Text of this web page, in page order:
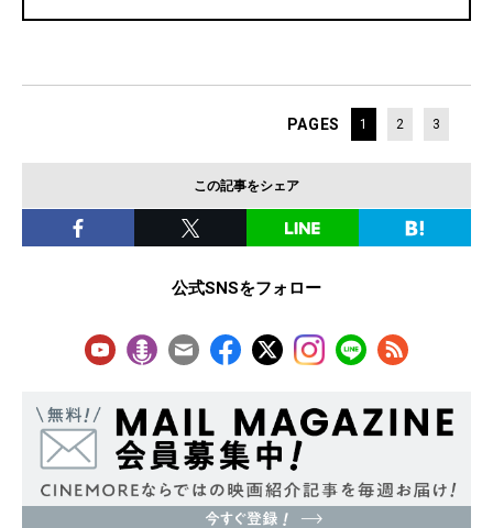
PAGES 1 2 3
この記事をシェア
公式SNSをフォロー